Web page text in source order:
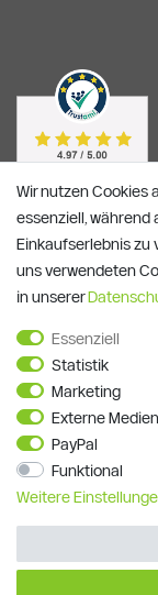
Alle Preise
Wir nutzen Cookies
essenziell, während
Einkaufserlebnis zu
uns verwendeten
in unserer
Essenziell
Statistik
Marketing
Externe Medien
PayPal
Funktional
Weitere